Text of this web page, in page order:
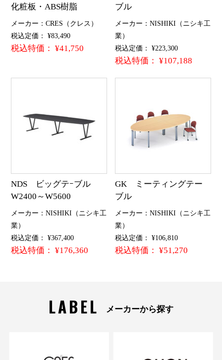
化粧板・ABS樹脂
メーカー：CRES（クレス）
税込定価： ¥83,490
税込特価： ¥41,750
ブル
メーカー：NISHIKI（ニシキ工
業）
税込定価： ¥223,300
税込特価： ¥107,188
NDS ビッグテｰブル
W2400～W5600
メーカー：NISHIKI（ニシキ工
業）
税込定価： ¥367,400
税込特価： ¥176,360
GK ミーティングテー
ブル
メーカー：NISHIKI（ニシキ工
業）
税込定価： ¥106,810
税込特価： ¥51,270
LABEL メーカーから探す